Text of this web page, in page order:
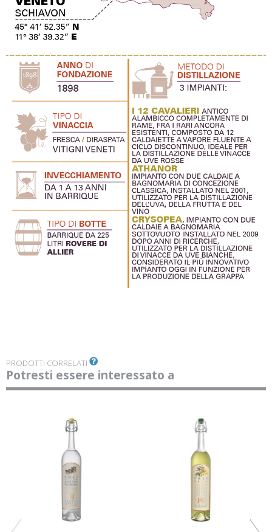
PRODOTTI CORRELATI
Potresti essere interessato a